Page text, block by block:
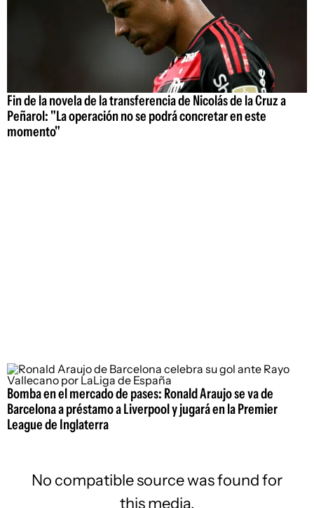
Fin de la novela de la transferencia de Nicolás de la Cruz a
Peñarol: "La operación no se podrá concretar en este
momento"
Bomba en el mercado de pases: Ronald Araujo se va de
Barcelona a préstamo a Liverpool y jugará en la Premier
League de Inglaterra
No compatible source was found for
this media.